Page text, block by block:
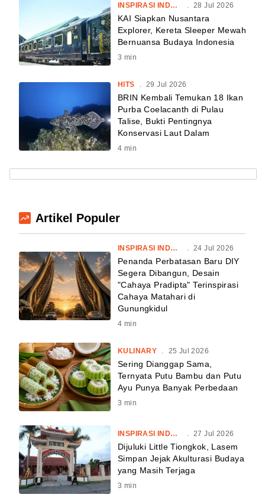
INSPIRASI INDONESIA 28 Jul 2026
KAI Siapkan Nusantara
Explorer, Kereta Sleeper Mewah
Bernuansa Budaya Indonesia
3 min
HITS 29 Jul 2026
BRIN Kembali Temukan 18 Ikan
Purba Coelacanth di Pulau
Talise, Bukti Pentingnya
Konservasi Laut Dalam
4 min
Artikel Populer
INSPIRASI INDONESIA 24 Jul 2026
Penanda Perbatasan Baru DIY
Segera Dibangun, Desain
"Cahaya Pradipta" Terinspirasi
Cahaya Matahari di
Gunungkidul
4 min
KULINARY . 25 Jul 2026
Sering Dianggap Sama,
Ternyata Putu Bambu dan Putu
Ayu Punya Banyak Perbedaan
3 min
INSPIRASI INDONESIA . 27 Jul 2026
Dijuluki Little Tiongkok, Lasem
Simpan Jejak Akulturasi Budaya
yang Masih Terjaga
3 min